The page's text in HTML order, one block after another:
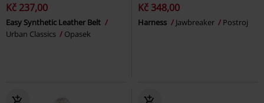
Kč 237,00
Easy Synthetic Leather Belt
Urban Classics
Opasek
Kč 348,00
Harness Jawbreaker Postroj